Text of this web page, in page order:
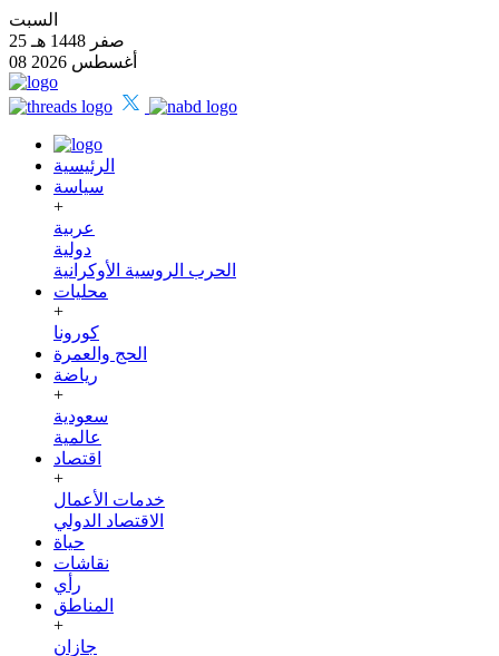
السبت
25 صفر 1448 هـ
08 أغسطس 2026
الرئيسية
سياسة
+
عربية
دولية
الحرب الروسية الأوكرانية
محليات
+
كورونا
الحج والعمرة
رياضة
+
سعودية
عالمية
اقتصاد
+
خدمات الأعمال
الاقتصاد الدولي
حياة
نقاشات
رأي
المناطق
+
جازان